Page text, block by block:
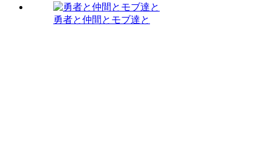
勇者と仲間とモブ達と